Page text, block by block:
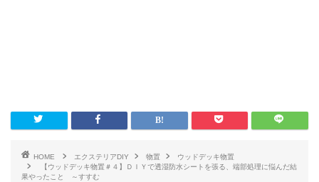
HOME エクステリアDIY 物置
ウッドデッキ物置
【ウッドデッキ物置＃４】ＤＩＹで透湿防水シートを張る、端部処理に悩んだ結
果やったこと ～すすむ